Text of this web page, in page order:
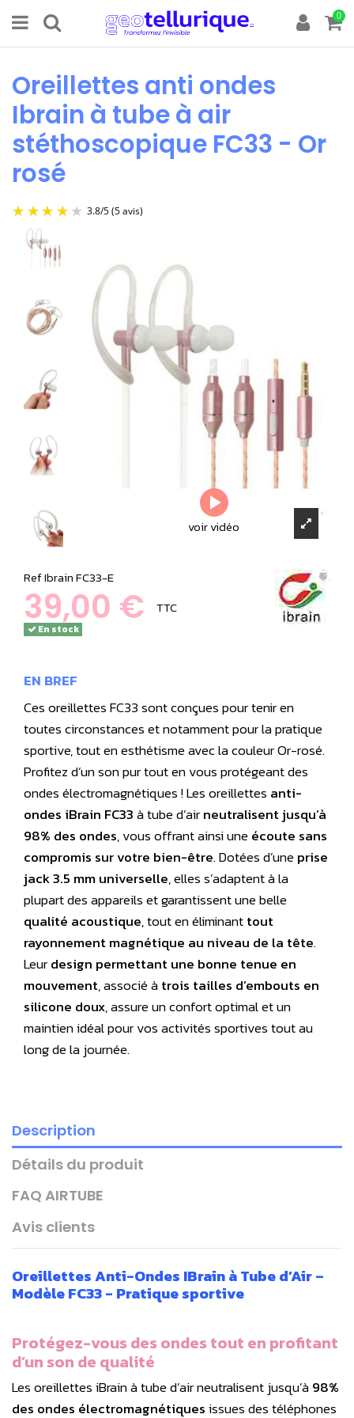
0
Oreillettes anti ondes
Ibrain à tube à air
stéthoscopique FC33 - Or
rosé
voir vidéo
RefIbrain FC33-E
39,00 € TTC
En stock
EN BREF
Ces oreillettes FC33 sont conçues pour tenir en
toutes circonstances et notamment pour la pratique
sportive, tout en esthétisme avec la couleur Or-rosé.
Profitez d’un son pur tout en vous protégeant des
ondes électromagnétiques ! Les oreillettes anti-
ondes iBrain FC33à tube d’airneutralisent jusqu’à
98% des ondes, vous offrant ainsi uneécoute sans
compromis sur votre bien-être. Dotées d’uneprise
jack 3.5 mm universelle, elles s’adaptent à la
plupart des appareils et garantissent une belle
qualité acoustique, tout en éliminanttout
rayonnement magnétique au niveau de la tête.
Leurdesign permettant une bonne tenue en
mouvement, associé àtrois tailles d’embouts en
silicone doux, assure un confort optimal et un
maintien idéal pour vos activités sportives tout au
long de la journée.
Description
Détails du produit
FAQ AIRTUBE
Avis clients
Oreillettes Anti-Ondes IBrain à Tube d’Air –
Modèle FC33 - Pratique sportive
Protégez-vous des ondes tout en profitant
d’un son de qualité
Les oreillettes iBrain à tube d’air neutralisent jusqu’à98%
des ondes électromagnétiquesissues des téléphones